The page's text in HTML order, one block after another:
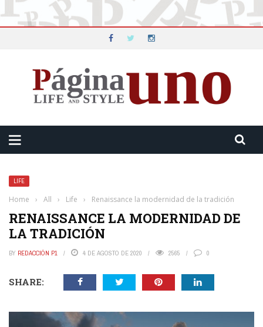
LIFE
Home › All › Life › Renaissance la modernidad de la tradición
RENAISSANCE LA MODERNIDAD DE
LA TRADICIÓN
BY REDACCIÓN P1 4 DE AGOSTO DE 2020 2565 0
SHARE: